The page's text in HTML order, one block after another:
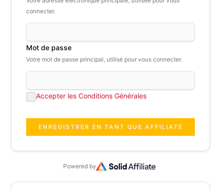
connecter.
Mot de passe
Votre mot de passe principal, utilisé pour vous connecter.
Accepter les Conditions Générales
Powered by